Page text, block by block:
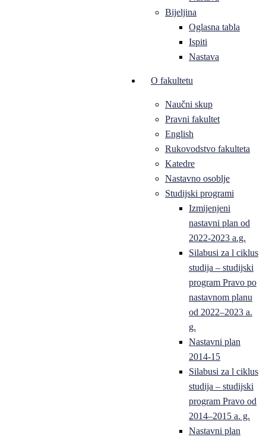
Bijeljina
Oglasna tabla
Ispiti
Nastava
O fakultetu
Naučni skup
Pravni fakultet
English
Rukovodstvo fakulteta
Katedre
Nastavno osoblje
Studijski programi
Izmijenjeni
nastavni plan od
2022-2023 a.g.
Silabusi za l ciklus
studija – studijski
program Pravo po
nastavnom planu
od 2022–2023 a.
g.
Nastavni plan
2014-15
Silabusi za l ciklus
studija – studijski
program Pravo od
2014–2015 a. g.
Nastavni plan